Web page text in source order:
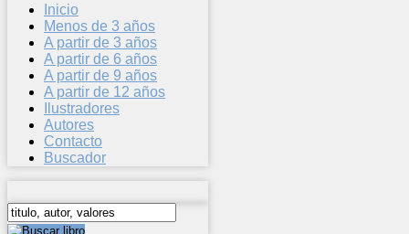
Inicio
Menos de 3 años
A partir de 3 años
A partir de 6 años
A partir de 9 años
A partir de 12 años
Ilustradores
Autores
Contacto
Buscador